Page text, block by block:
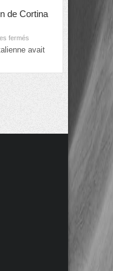
de Cortina
fermés
avait